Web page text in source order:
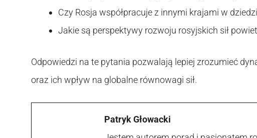
Czy Rosja współpracuje z innymi krajami w
Jakie są perspektywy rozwoju rosyjskich sił
Odpowiedzi na te pytania pozwalają lepiej zrozumieć
oraz ich wpływ na globalne równowagi sił.
Patryk Głowacki